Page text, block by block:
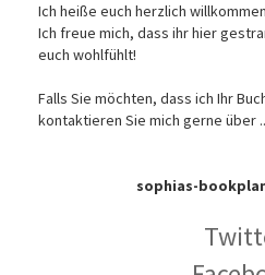
Ich heiße euch herzlich
Ich freue mich, dass ihr hier
euch wohlfühlt!
Falls Sie möchten, dass ich Ihr
kontaktieren Sie mich gerne über
sophias-